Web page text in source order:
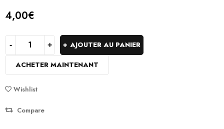
4,00€
AJOUTER AU PANIER
ACHETER MAINTENANT
Wishlist
Compare